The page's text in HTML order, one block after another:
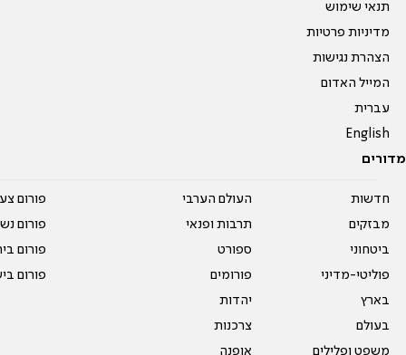
תנאי שימוש
מדיניות פרטיות
הצהרת נגישות
המייל האדום
עברית
English
מדורים
חדשות
מבזקים
ביטחוני
פוליטי-מדיני
בארץ
בעולם
משפט ופלילים
העולם הערבי
תרבות ופנאי
ספורט
פורומים
יהדות
צרכנות
אופנה
פורום
פורום
פורום
פורום